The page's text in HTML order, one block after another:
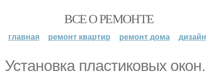
ВСЕ О РЕМОНТЕ
главная ремонт квартир ремонт дома дизайн
Установка пластиковых окон.